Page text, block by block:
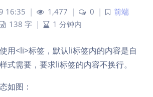
16:35 | 1,477 | 0 |
前端
138 字 | 1 分钟内
用<li>标签，默认li标签内的内容是自
式需要，要求li标签的内容不换行。
如图：